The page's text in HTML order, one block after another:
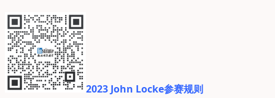
2023 John Locke参赛规则